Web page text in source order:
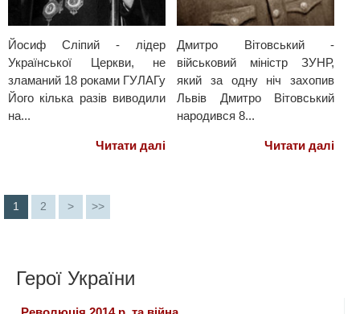
Йосиф Сліпий - лідер
Української Церкви, не
зламаний 18 роками ГУЛАГу
Його кілька разів виводили
на...
Читати далі
Дмитро Вітовський -
військовий міністр ЗУНР,
який за одну ніч захопив
Львів Дмитро Вітовський
народився 8...
Читати далі
1 2 > >>
Герої України